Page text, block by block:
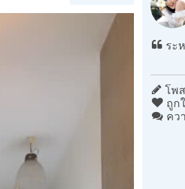
ระ
โพ
ถูก
คว